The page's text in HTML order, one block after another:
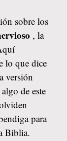
sobre los
, la
lo que dice
versión
de este
para
Biblia.